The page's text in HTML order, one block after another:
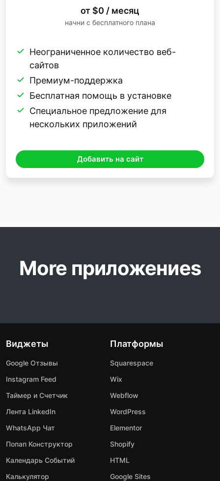
от $0 / месяц
начни с бесплатного плана
Неограниченное количество веб-
сайтов
Премиум-поддержка
Бесплатная помощь в установке
Специальное предложение для
нескольких приложений
Добавить на сайт
More приложениеs
Виджеты
Google Отзывы
Instagram Feed
Таймер и Счетчик
Лента LinkedIn
WhatsApp Чат
Попап Конструктор
Календарь Событий
Калькулятор
Платформы
Squarespace
Wix
Webflow
WordPress
Elementor
Shopify
HTML
Google Sites